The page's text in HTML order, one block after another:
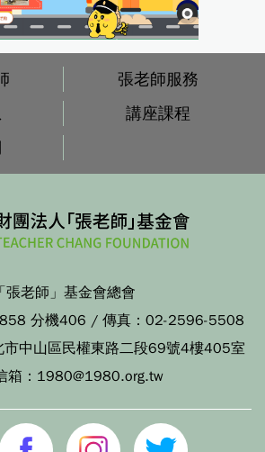
張老師服務
講座課程
「張老師」基金會總會
分機406 / 傳真： 02-2596-5508
中山區民權東路二段69號4樓405室
箱： 1980@1980.org.tw